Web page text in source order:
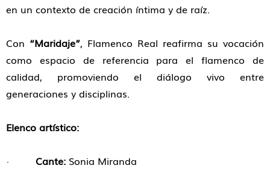
en un contexto de creación íntima y de raíz.
Con “Maridaje”, Flamenco Real reafirma su vocación
como espacio de referencia para el flamenco de
calidad, promoviendo el diálogo vivo entre
generaciones y disciplinas.
Elenco artístico:
· Cante: Sonia Miranda